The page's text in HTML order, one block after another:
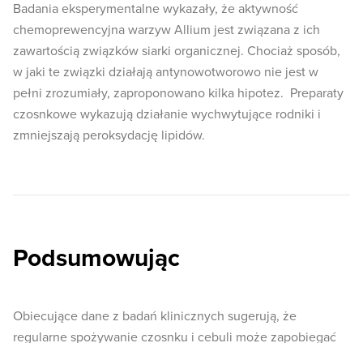
Badania eksperymentalne wykazały, że aktywność
chemoprewencyjna warzyw Allium jest związana z ich
zawartością związków siarki organicznej. Chociaż sposób,
w jaki te związki działają antynowotworowo nie jest w
pełni zrozumiały, zaproponowano kilka hipotez. Preparaty
czosnkowe wykazują działanie wychwytujące rodniki i
zmniejszają peroksydację lipidów.
Podsumowując
Obiecujące dane z badań klinicznych sugerują, że
regularne spożywanie czosnku i cebuli może zapobiegać